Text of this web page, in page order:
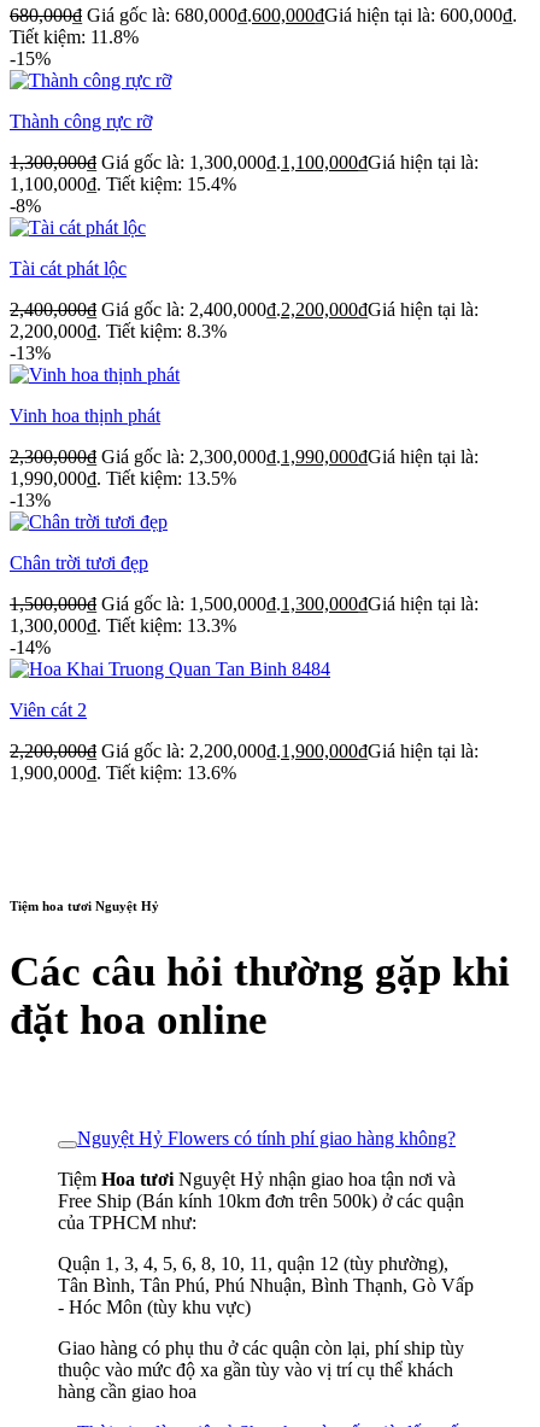
680,000₫ Giá gốc là: 680,000₫.600,000₫Giá hiện tại là: 600,000₫.
Tiết kiệm: 11.8%
-15%
Thành công rực rỡ
1,300,000₫ Giá gốc là: 1,300,000₫.1,100,000₫Giá hiện tại là:
1,100,000₫. Tiết kiệm: 15.4%
-8%
Tài cát phát lộc
2,400,000₫ Giá gốc là: 2,400,000₫.2,200,000₫Giá hiện tại là:
2,200,000₫. Tiết kiệm: 8.3%
-13%
Vinh hoa thịnh phát
2,300,000₫ Giá gốc là: 2,300,000₫.1,990,000₫Giá hiện tại là:
1,990,000₫. Tiết kiệm: 13.5%
-13%
Chân trời tươi đẹp
1,500,000₫ Giá gốc là: 1,500,000₫.1,300,000₫Giá hiện tại là:
1,300,000₫. Tiết kiệm: 13.3%
-14%
Viên cát 2
2,200,000₫ Giá gốc là: 2,200,000₫.1,900,000₫Giá hiện tại là:
1,900,000₫. Tiết kiệm: 13.6%
Tiệm hoa tươi Nguyệt Hỷ
Các câu hỏi thường gặp khi
đặt hoa online
Nguyệt Hỷ Flowers có tính phí giao hàng không?
Tiệm Hoa tươi Nguyệt Hỷ nhận giao hoa tận nơi và
Free Ship (Bán kính 10km đơn trên 500k) ở các quận
của TPHCM như:
Quận 1, 3, 4, 5, 6, 8, 10, 11, quận 12 (tùy phường),
Tân Bình, Tân Phú, Phú Nhuận, Bình Thạnh, Gò Vấp
- Hóc Môn (tùy khu vực)
Giao hàng có phụ thu ở các quận còn lại, phí ship tùy
thuộc vào mức độ xa gần tùy vào vị trí cụ thể khách
hàng cần giao hoa